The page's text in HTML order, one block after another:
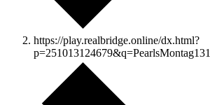
https://play.realbridge.online/dx.html?